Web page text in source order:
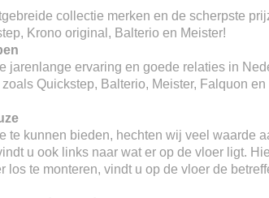
collectie merken en de scherpste
Krono original, Balterio en Meister!
jarenlange ervaring en goede relaties in
Quickstep, Balterio, Meister, Falquon
te kunnen bieden, hechten wij veel waarde
u ook links naar wat er op de vloer ligt.
los te monteren, vindt u op de vloer de